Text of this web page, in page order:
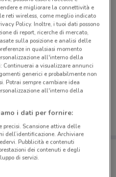
sempre con te!
offerte dei negozi vicino a te,
tua lista del risparmio, comodamente
e migliorare la connettività e
reti wireless, come meglio indicato
Policy. Inoltre, i tuoi dati possono
di report, ricerche di mercato,
sulla posizione e analisi delle
in qualsiasi momento
all'interno della
Continuerai a visualizzare annunci
generici e probabilmente non
Potrai sempre cambiare idea
all'interno della
i dati per fornire:
precisi. Scansione attiva delle
dell’identificazione. Archiviare
Pubblicità e contenuti
dei contenuti e degli
di servizi.